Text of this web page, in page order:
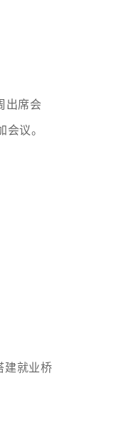
出席会
议。
建就业桥